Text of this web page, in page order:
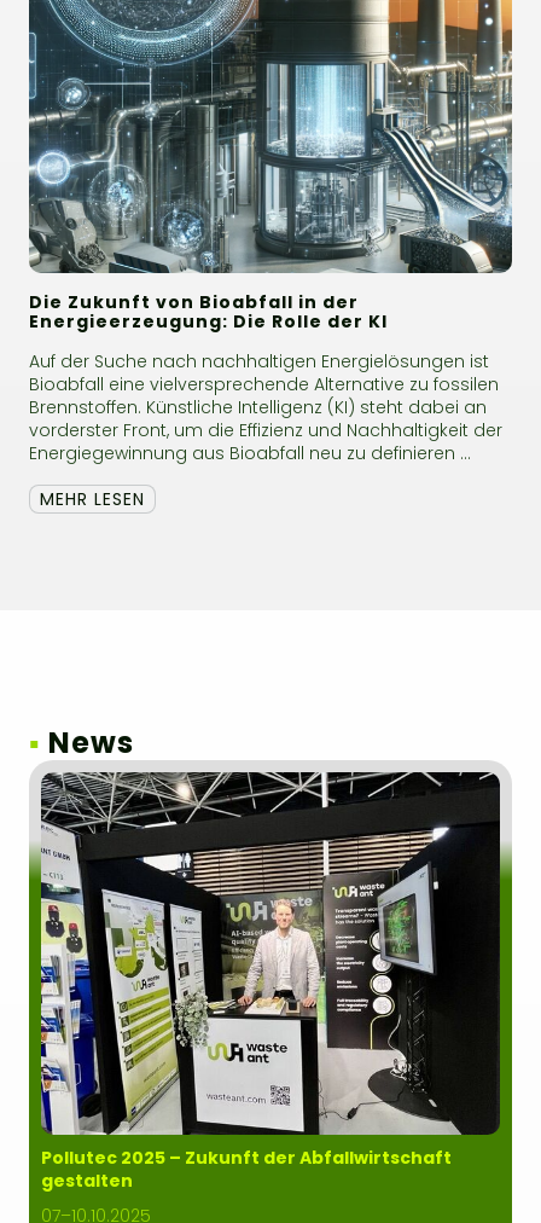
Die Zukunft von Bioabfall in der
Energieerzeugung: Die Rolle der KI
Auf der Suche nach nachhaltigen Energielösungen ist
Bioabfall eine vielversprechende Alternative zu fossilen
Brennstoffen. Künstliche Intelligenz (KI) steht dabei an
vorderster Front, um die Effizienz und Nachhaltigkeit der
Energiegewinnung aus Bioabfall neu zu definieren ...
MEHR LESEN
▪ News
Pollutec 2025 – Zukunft der Abfallwirtschaft
gestalten
07–10.10.2025